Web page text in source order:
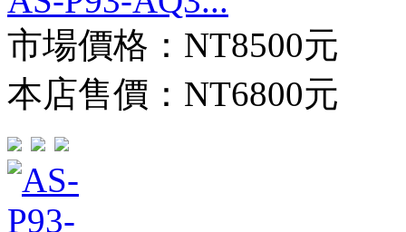
市場價格： NT8500元
本店售價： NT6800元